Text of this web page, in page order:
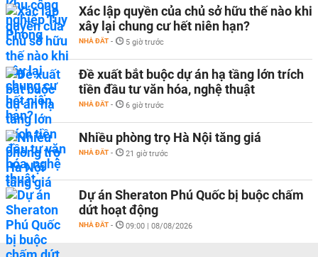
Xác lập quyền của chủ sở hữu thế nào khi
xây lại chung cư hết niên hạn?
NHÀ ĐẤT - 5 giờ trước
Đề xuất bắt buộc dự án hạ tầng lớn trích
tiền đầu tư văn hóa, nghệ thuật
NHÀ ĐẤT - 6 giờ trước
Nhiều phòng trọ Hà Nội tăng giá
NHÀ ĐẤT - 21 giờ trước
Dự án Sheraton Phú Quốc bị buộc chấm
dứt hoạt động
NHÀ ĐẤT - 09:00 | 08/08/2026